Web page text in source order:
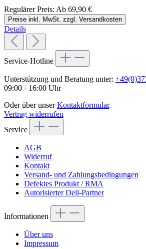
Regulärer Preis: Ab 69,90 €
Preise inkl. MwSt. zzgl. Versandkosten
Details
Service-Hotline
Unterstützung und Beratung unter:
09:00 - 16:00 Uhr
Oder über unserKontaktformular.
Vertrag widerrufen
Service
AGB
Widerruf
Kontakt
Versand- und Zahlungsbedingungen
Defektes Produkt / RMA
Autorisierter Dell-Partner
Informationen
Über uns
Impressum